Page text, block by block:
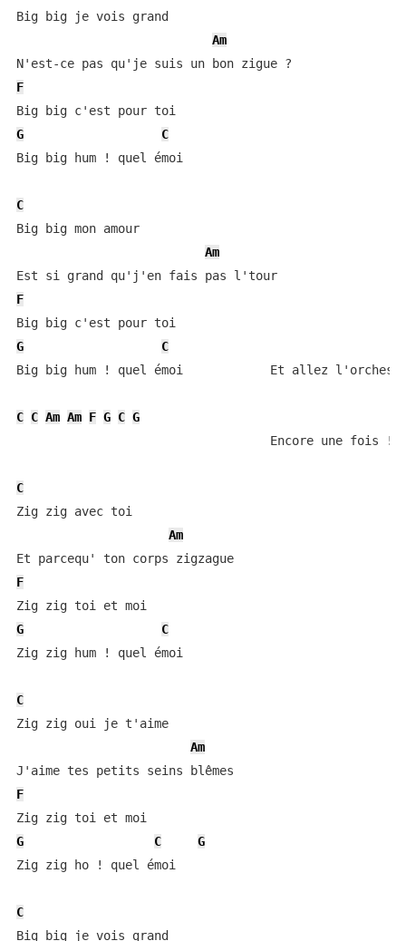
Big big je vois grand
Am
F
G
C
Big big hum ! quel émoi
C
Big big mon amour
Am
Est si grand qu'j'en fais pas l'tour
F
G
C
Big big hum ! quel émoi            Et allez
C C Am Am F G C G
                                   Encore une fois !
C
Zig zig avec toi
Am
Et parcequ' ton corps zigzague
F
G
C
Zig zig hum ! quel émoi
C
Zig zig oui je t'aime
Am
F
G
C
G
Zig zig ho ! quel émoi
C
Big big je vois grand